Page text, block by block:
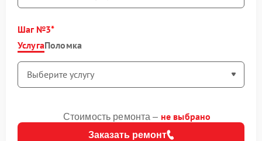
Шаг №3
УслугаПоломка
Заказать ремонт
Стоимость ремонта – не выбрано